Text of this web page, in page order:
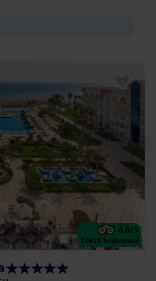
4.8/5
12853 hodnocení